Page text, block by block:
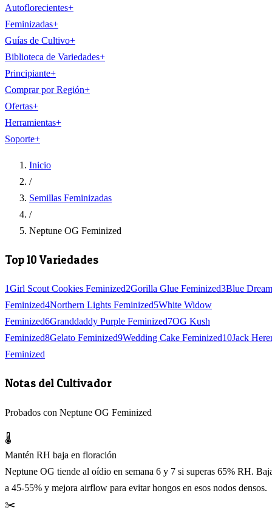
Autoflorecientes+
Feminizadas+
Guías de Cultivo+
Biblioteca de Variedades+
Principiante+
Comprar por Región+
Ofertas+
Herramientas+
Soporte+
Inicio
/
Semillas Feminizadas
/
Neptune OG Feminized
Top 10 Variedades
1Girl Scout Cookies Feminized2Gorilla Glue Feminized3Blue Dream
Feminized4Northern Lights Feminized5White Widow
Feminized6Granddaddy Purple Feminized7OG Kush
Feminized8Gelato Feminized9Wedding Cake Feminized10Jack
Feminized
Notas del Cultivador
Probados con Neptune OG Feminized
🌡️
Mantén RH baja en floración
Neptune OG tiende al oídio en semana 6 y 7 si superas 65% RH.
a 45-55% y mejora airflow para evitar hongos en esos nodos densos.
✂️